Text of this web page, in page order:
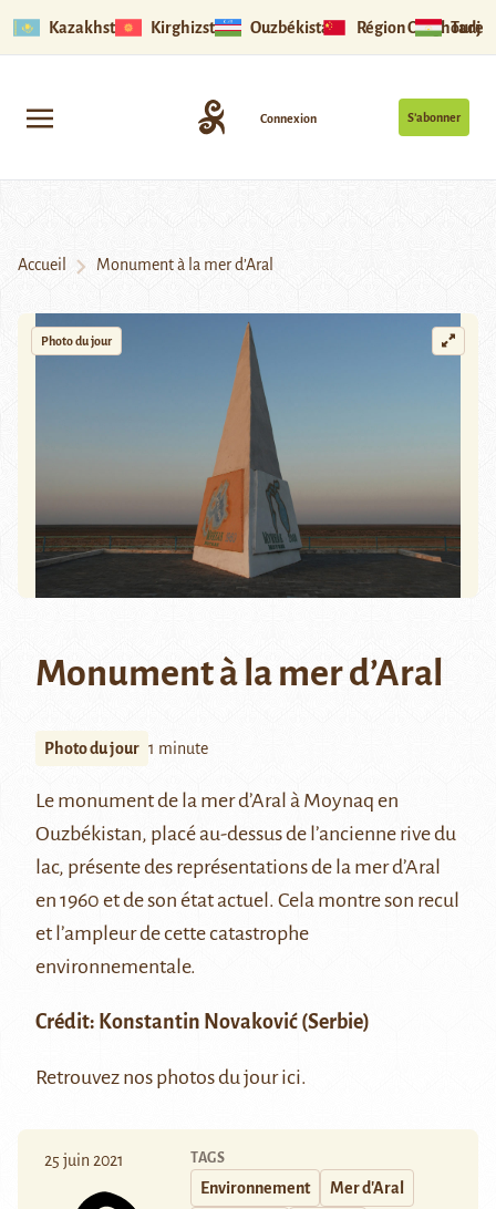
Kazakhstan Kirghizstan Ouzbékistan Région Ouïghoure
S’abonner
Connexion
Accueil Monument à la mer d’Aral
Photo du jour
Monument à la mer d’Aral
Photo du jour 1 minute
Le monument de la mer d’Aral à Moynaq en
Ouzbékistan, placé au-dessus de l’ancienne rive du
lac, présente des représentations de la mer d’Aral
en 1960 et de son état actuel. Cela montre son recul
et l’ampleur de cette catastrophe
environnementale.
Crédit: Konstantin Novaković (Serbie)
Retrouvez nos photos du jourici.
25 juin 2021 TAGS
Environnement Mer d'Aral